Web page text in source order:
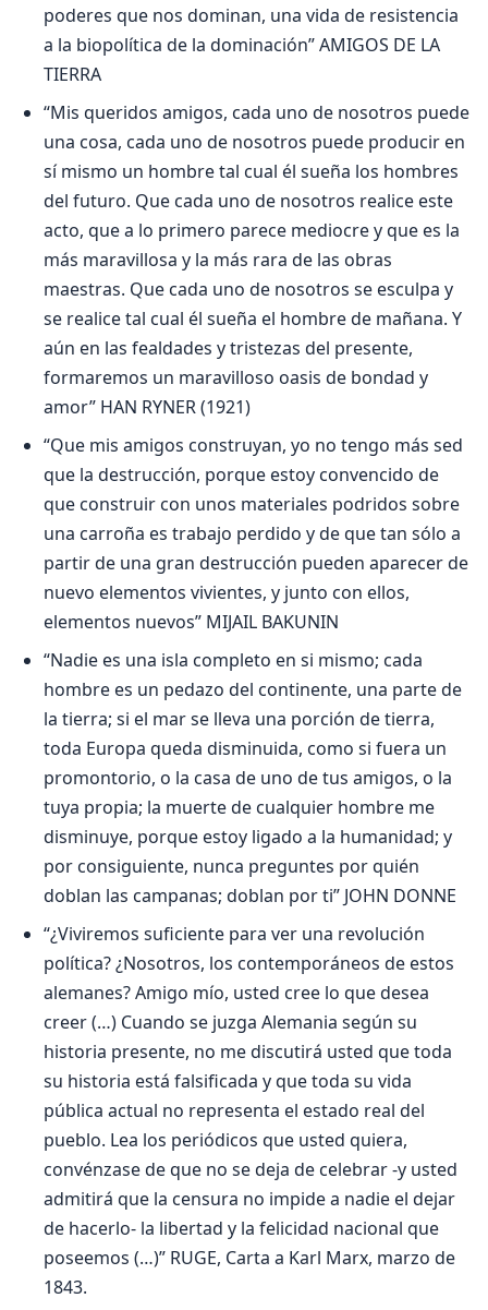
poderes que nos dominan, una vida de resistencia
a la biopolítica de la dominación” AMIGOS DE LA
TIERRA
“Mis queridos amigos, cada uno de nosotros puede
una cosa, cada uno de nosotros puede producir en
sí mismo un hombre tal cual él sueña los hombres
del futuro. Que cada uno de nosotros realice este
acto, que a lo primero parece mediocre y que es la
más maravillosa y la más rara de las obras
maestras. Que cada uno de nosotros se esculpa y
se realice tal cual él sueña el hombre de mañana. Y
aún en las fealdades y tristezas del presente,
formaremos un maravilloso oasis de bondad y
amor” HAN RYNER (1921)
“Que mis amigos construyan, yo no tengo más sed
que la destrucción, porque estoy convencido de
que construir con unos materiales podridos sobre
una carroña es trabajo perdido y de que tan sólo a
partir de una gran destrucción pueden aparecer de
nuevo elementos vivientes, y junto con ellos,
elementos nuevos” MIJAIL BAKUNIN
“Nadie es una isla completo en si mismo; cada
hombre es un pedazo del continente, una parte de
la tierra; si el mar se lleva una porción de tierra,
toda Europa queda disminuida, como si fuera un
promontorio, o la casa de uno de tus amigos, o la
tuya propia; la muerte de cualquier hombre me
disminuye, porque estoy ligado a la humanidad; y
por consiguiente, nunca preguntes por quién
doblan las campanas; doblan por ti” JOHN DONNE
“¿Viviremos suficiente para ver una revolución
política? ¿Nosotros, los contemporáneos de estos
alemanes? Amigo mío, usted cree lo que desea
creer (…) Cuando se juzga Alemania según su
historia presente, no me discutirá usted que toda
su historia está falsificada y que toda su vida
pública actual no representa el estado real del
pueblo. Lea los periódicos que usted quiera,
convénzase de que no se deja de celebrar -y usted
admitirá que la censura no impide a nadie el dejar
de hacerlo- la libertad y la felicidad nacional que
poseemos (…)” RUGE, Carta a Karl Marx, marzo de
1843.